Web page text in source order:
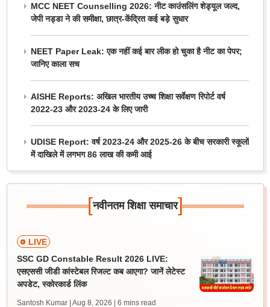
MCC NEET Counselling 2026: नीट काउंसलिंग शेड्यूल जल्द,
जेपी नड्डा ने की समीक्षा, छात्र-केंद्रित कई बड़े सुधार
NEET Paper Leak: एक नहीं कई बार लीक हो चुका है नीट का पेपर;
जानिए काला सच
AISHE Reports: अखिल भारतीय उच्च शिक्षा सर्वेक्षण रिपोर्ट वर्ष
2022-23 और 2023-24 के लिए जारी
UDISE Report: वर्ष 2023-24 और 2025-26 के बीच सरकारी स्कूलों
में दाखिले में लगभग 86 लाख की कमी आई
[नवीनतम शिक्षा समाचार]
LIVE
SSC GD Constable Result 2026 LIVE:
एसएससी जीडी कांस्टेबल रिजल्ट कब आएगा? जानें लेटेस्ट
अपडेट, स्कोरकार्ड लिंक
Santosh Kumar | Aug 8, 2026 | 6 mins read